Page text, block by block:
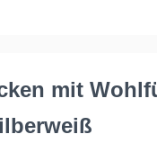
mit